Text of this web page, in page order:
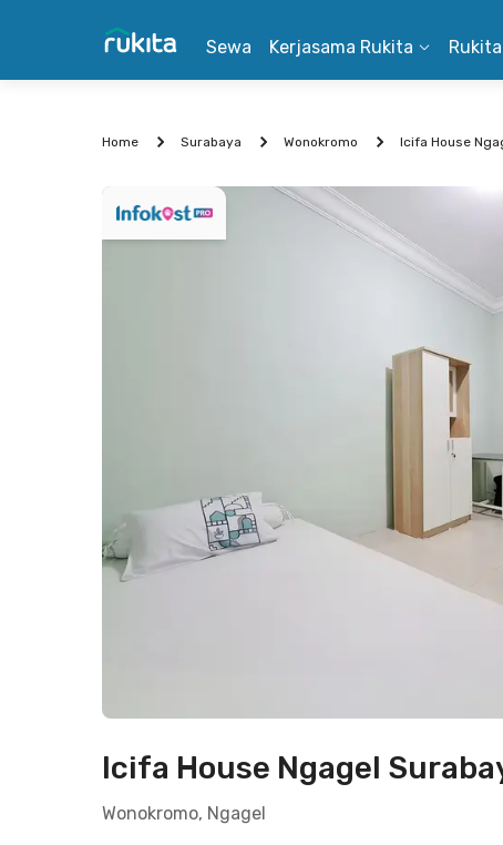
Sewa Kerjasama Rukita
Home Surabaya Wonokromo Icifa House
Icifa House Ngagel
Wonokromo, Ngagel